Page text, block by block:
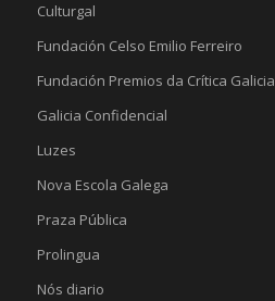
Culturgal
Fundación Celso Emilio Ferreiro
Fundación Premios da Crítica Galicia
Galicia Confidencial
Luzes
Nova Escola Galega
Praza Pública
Prolingua
Nós diario